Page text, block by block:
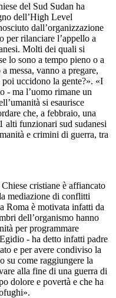
del Sud Sudan ha
dell’High Level
dall’organizzazione
per rilanciare l’appello a
Molti dei quali si
lo sono a tempo pieno o a
messa, vanno a pregare,
poi uccidono la gente?». «I
- ma l’uomo rimane un
si esaurisce
che, a febbraio, una
alti funzionari sud sudanesi
e crimini di guerra, tra
cristiane è affiancato
mediazione di conflitti
Roma è motivata infatti da
dell’organismo hanno
per programmare
- ha detto infatti padre
e per avere condiviso la
su come raggiungere la
alla fine di una guerra di
dolore e povertà e che ha